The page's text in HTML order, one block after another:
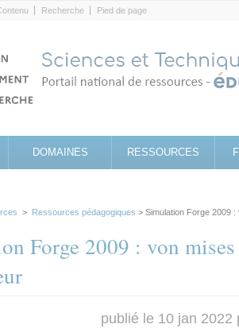
Recherche Pied de page
DOMAINES RESSOURCES
> Ressources pédagogiques > Simulation Forge 2009
Forge 2009 : von
publié le 10 jan